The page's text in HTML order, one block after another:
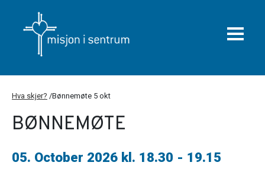
Hva skjer? /Bønnemøte 5 okt
BØNNEMØTE
05. October 2026 kl. 18.30 - 19.15